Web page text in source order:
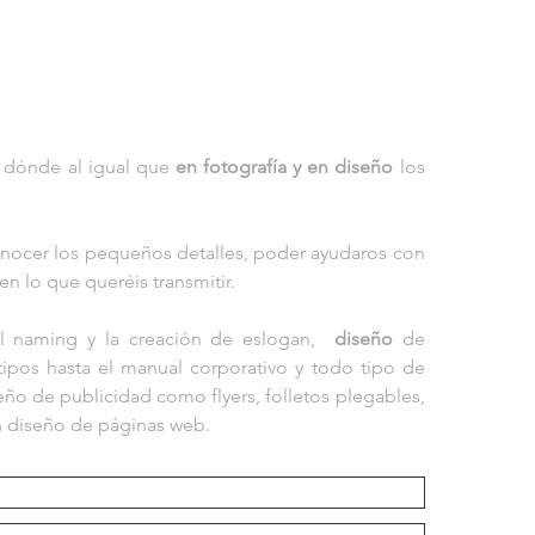
dónde al igual que en fotografía y en diseño los
los pequeños detalles, poder ayudaros con
lo que queréis transmitir.
naming y la creación de eslogan, diseñode
hasta el manual corporativo y todo tipo de
de publicidad como flyers, folletos plegables,
de páginas web.